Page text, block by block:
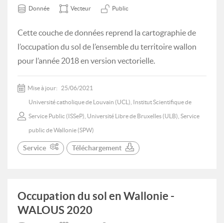
Donnée Vecteur Public
Cette couche de données reprend la cartographie de
l’occupation du sol de l’ensemble du territoire wallon
pour l’année 2018 en version vectorielle.
Mise à jour: 25/06/2021
Université catholique de Louvain (UCL), Institut Scientifique de
Service Public (ISSeP), Université Libre de Bruxelles (ULB), Service
public de Wallonie (SPW)
Service Téléchargement
Occupation du sol en Wallonie -
WALOUS 2020